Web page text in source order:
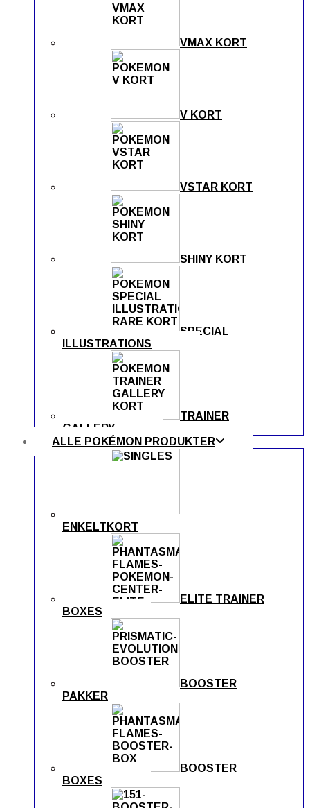
VMAX KORT
V KORT
VSTAR KORT
SHINY KORT
SPECIAL
ILLUSTRATIONS
TRAINER
GALLERY
ALLE POKÉMON PRODUKTER
ENKELTKORT
ELITE TRAINER
BOXES
BOOSTER
PAKKER
BOOSTER
BOXES